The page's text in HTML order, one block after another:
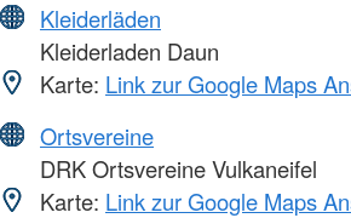
Kleiderläden
Kleiderladen Daun
Karte: Link zur Google Maps
Ortsvereine
DRK Ortsvereine Vulkaneifel
Karte: Link zur Google Maps